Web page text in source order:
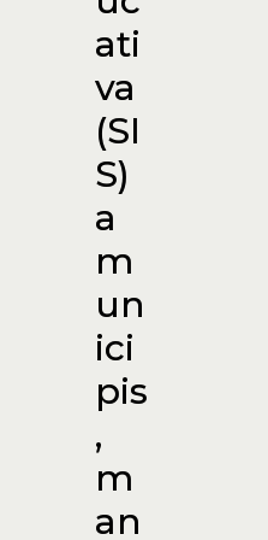
ati
va
(SI
S)
a
m
un
ici
pis
,
m
an